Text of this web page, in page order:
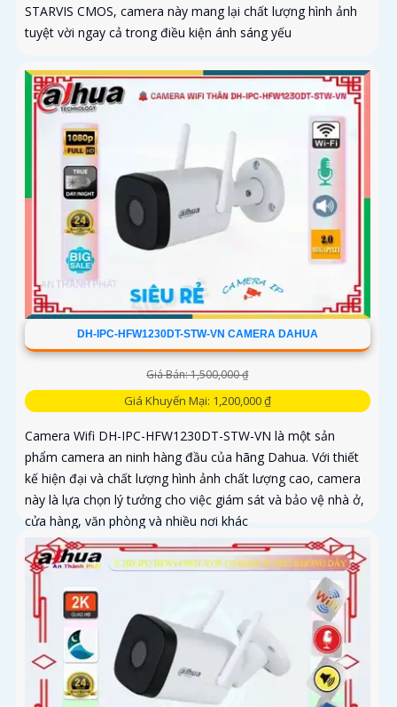
STARVIS CMOS, camera này mang lại chất lượng hình ảnh
tuyệt vời ngay cả trong điều kiện ánh sáng yếu
DH-IPC-HFW1230DT-STW-VN CAMERA DAHUA
Giá Bán: 1,500,000 ₫
Giá Khuyến Mại: 1,200,000 ₫
Camera Wifi DH-IPC-HFW1230DT-STW-VN là một sản
phẩm camera an ninh hàng đầu của hãng Dahua. Với thiết
kế hiện đại và chất lượng hình ảnh chất lượng cao, camera
này là lựa chọn lý tưởng cho việc giám sát và bảo vệ nhà ở,
cửa hàng, văn phòng và nhiều nơi khác